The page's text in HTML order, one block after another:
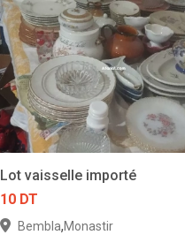
Lot vaisselle importé
10 DT
Bembla,Monastir